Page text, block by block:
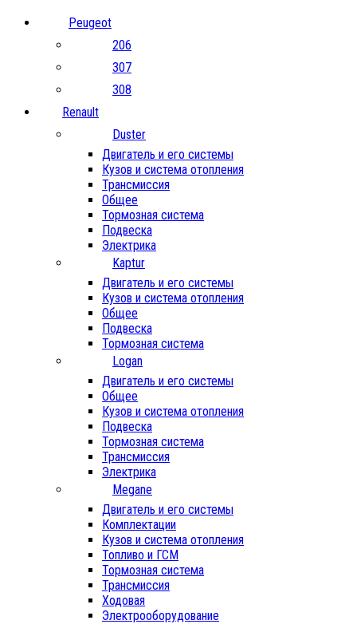
Peugeot
206
307
308
Renault
Duster
Двигатель и его системы
Кузов и система отопления
Трансмиссия
Общее
Тормозная система
Подвеска
Электрика
Kaptur
Двигатель и его системы
Кузов и система отопления
Общее
Подвеска
Тормозная система
Logan
Двигатель и его системы
Общее
Кузов и система отопления
Подвеска
Тормозная система
Трансмиссия
Электрика
Megane
Двигатель и его системы
Комплектации
Кузов и система отопления
Топливо и ГСМ
Тормозная система
Трансмиссия
Ходовая
Электрооборудование